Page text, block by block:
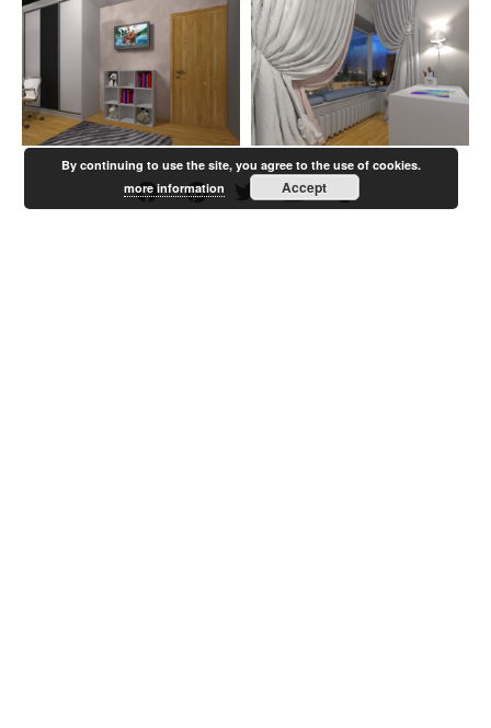
By continuing to use the site, you agree to the use of cookies.
more information
Accept